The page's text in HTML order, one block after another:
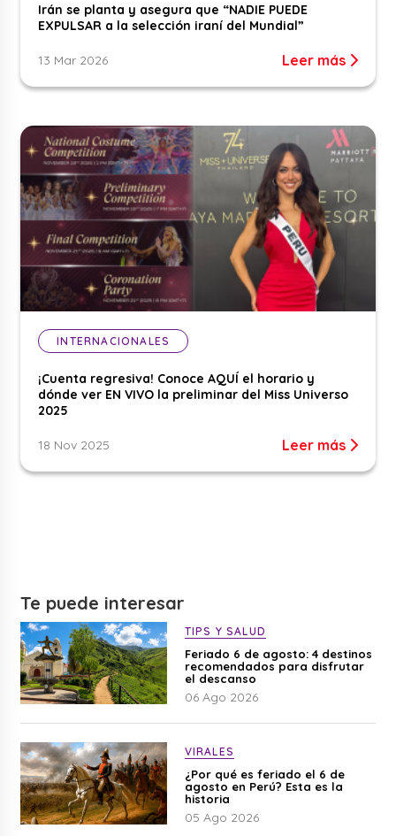
Irán se planta y asegura que “NADIE PUEDE
EXPULSAR a la selección iraní del Mundial”
13 Mar 2026 Leer más
INTERNACIONALES
¡Cuenta regresiva! Conoce AQUÍ el horario y
dónde ver EN VIVO la preliminar del Miss Universo
2025
18 Nov 2025 Leer más
Te puede interesar
TIPS Y SALUD
Feriado 6 de agosto: 4 destinos
recomendados para disfrutar
el descanso
06 Ago 2026
VIRALES
¿Por qué es feriado el 6 de
agosto en Perú? Esta es la
historia
05 Ago 2026